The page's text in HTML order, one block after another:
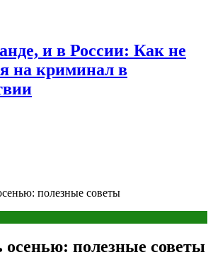
и в России: Как не
на криминал в
полезные советы
осенью: полезные советы